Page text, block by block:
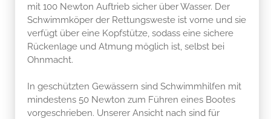
mit 100 Newton Auftrieb sicher über Wasser. Der
Schwimmköper der Rettungsweste ist vorne und sie
verfügt über eine Kopfstütze, sodass eine sichere
Rückenlage und Atmung möglich ist, selbst bei
Ohnmacht.
In geschützten Gewässern sind Schwimmhilfen mit
mindestens 50 Newton zum Führen eines Bootes
vorgeschrieben. Unserer Ansicht nach sind für